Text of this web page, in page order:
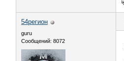
54регион
guru
Сообщений: 8072